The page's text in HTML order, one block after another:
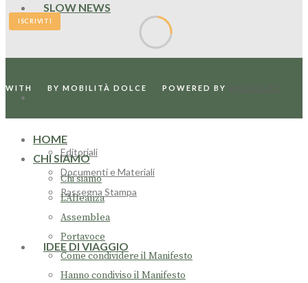
SLOW NEWS
Editoriali
Documenti e Materiali
Rassegna Stampa
IDEE DI VIAGGIO
WITH BY MOBILITÀ DOLCE POWERED BY
HOME
CHI SIAMO
Chi siamo
L’Alleanza
Assemblea
Portavoce
Come condividere il Manifesto
Hanno condiviso il Manifesto